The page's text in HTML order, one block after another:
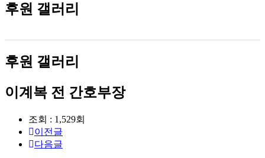
후원 갤러리
후원 갤러리
이계복 전 간호부장
조회 : 1,529회
이전글
다음글